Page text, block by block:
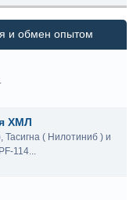
и обмен опытом
ХМЛ
( Нилотиниб ) и
114...